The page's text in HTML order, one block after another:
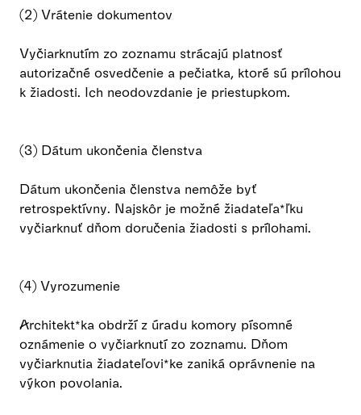
(2) Vrátenie dokumentov
Vyčiarknutím zo zoznamu strácajú platnosť
autorizačné osvedčenie a pečiatka, ktoré sú prílohou
k žiadosti. Ich neodovzdanie je priestupkom.
(3) Dátum ukončenia členstva
Dátum ukončenia členstva nemôže byť
retrospektívny. Najskôr je možné žiadateľa*ľku
vyčiarknuť dňom doručenia žiadosti s prílohami.
(4) Vyrozumenie
Architekt*ka obdrží z úradu komory písomné
oznámenie o vyčiarknutí zo zoznamu. Dňom
vyčiarknutia žiadateľovi*ke zaniká oprávnenie na
výkon povolania.